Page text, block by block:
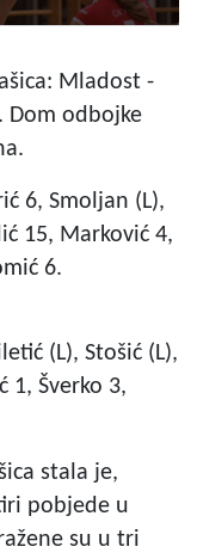
Mladost -
Dom odbojke
6, Smoljan (L),
15, Marković 4,
6.
(L), Stošić (L),
1, Šverko 3,
stala je,
pobjede u
su u tri